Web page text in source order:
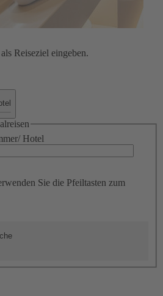
Reiseziel eingeben.
Hotel
Sie die Pfeiltasten zum